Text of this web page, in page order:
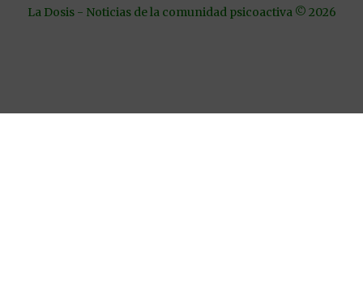
La Dosis - Noticias de la comunidad psicoactiva © 2026